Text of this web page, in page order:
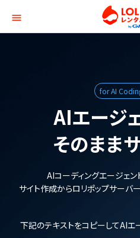
for AI
AIエージ
そのまま
AIコーディングエージェン
サイト作成からロリポップサーバ
下記のテキストをコピーしてAIエ